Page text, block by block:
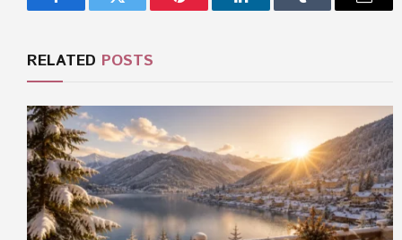
FacebookTwitter Pinterest LinkedInTumblr Email
RELATED POSTS